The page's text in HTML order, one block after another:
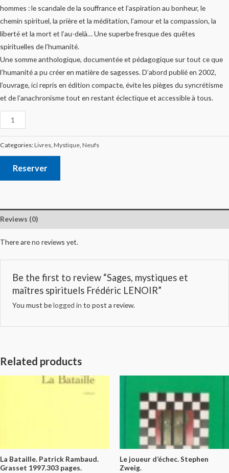
hommes : le scandale de la souffrance et l’aspiration au bonheur, le
chemin spirituel, la prière et la méditation, l’amour et la compassion, la
liberté et la mort et l’au-delà… Une superbe fresque des quêtes
spirituelles de l’humanité.
Une somme anthologique, documentée et pédagogique sur tout ce que
l’humanité a pu créer en matière de sagesses. D’abord publié en 2002,
l’ouvrage, ici repris en édition compacte, évite les pièges du syncrétisme
et de l’anachronisme tout en restant éclectique et accessible à tous.
Categories:Livres, Mystique, Neufs
Reserver
Reviews (0)
There are no reviews yet.
Be the first to review “Sages, mystiques et
maîtres spirituels Frédéric LENOIR”
You must belogged in to post a review.
Related products
La Bataille. Patrick Rambaud.
Grasset 1997.303 pages.
Le joueur d’échec. Stephen
Zweig.